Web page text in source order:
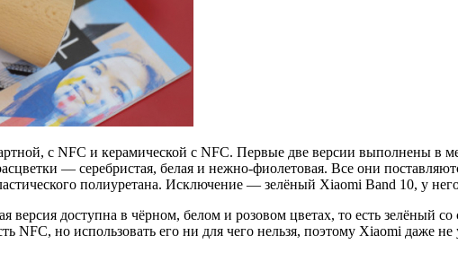
с NFC и керамической с NFC. Первые две версии выполнены в
— серебристая, белая и нежно-фиолетовая. Все они
полиуретана. Исключение — зелёный Xiaomi Band 10, у
версия доступна в чёрном, белом и розовом цветах, то есть зелёный
NFC, но использовать его ни для чего нельзя, поэтому Xiaomi даже